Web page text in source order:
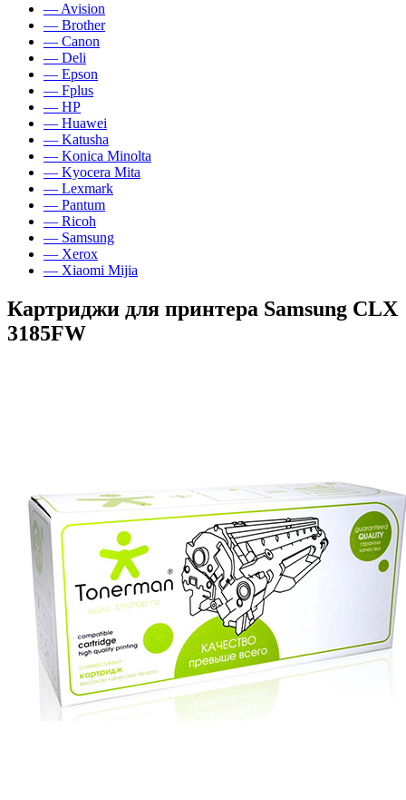
— Avision
— Brother
— Canon
— Deli
— Epson
— Fplus
— HP
— Huawei
— Katusha
— Konica Minolta
— Kyocera Mita
— Lexmark
— Pantum
— Ricoh
— Samsung
— Xerox
— Xiaomi Mijia
Картриджи для принтера Samsung CLX
3185FW